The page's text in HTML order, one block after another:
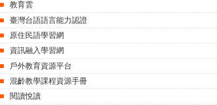
教育雲
臺灣台語語言能力認證
原住民語學習網
資訊融入學習網
戶外教育資源平台
混齡教學課程資源手冊
閱讀悅讀